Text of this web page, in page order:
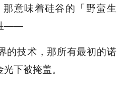
意味着硅谷的「野蛮生
——
的技术，那所有最初的诺
下被掩盖。